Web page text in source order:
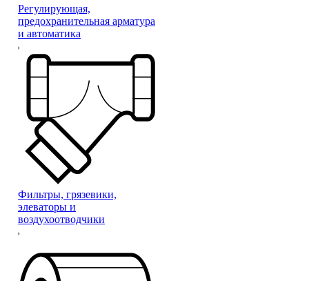
Регулирующая,
предохранительная арматура
и автоматика
Фильтры, грязевики,
элеваторы и
воздухоотводчики